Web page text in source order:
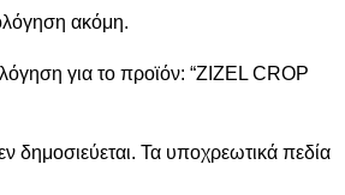
ακόμη.
για το προϊόν: “ZIZEL CROP
δημοσιεύεται. Τα υποχρεωτικά πεδία